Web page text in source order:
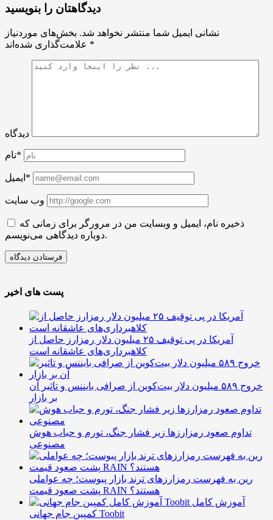
دیدگاهتان را بنویسید
نشانی ایمیل شما منتشر نخواهد شد. بخش‌های موردنیاز
*
دیدگاه
نام*
ایمیل*
وب سایت
ذخیره نام، ایمیل و وبسایت من در مرورگر برای زمانی که
دوباره دیدگاهی می‌نویسم.
پست های اخیر
آمریکا در پی توقیف ۲۵ میلیون دلار رمزارز حاصل از
کلاهبرداری‌های عاشقانه است
خروج ۵۸۹ میلیون دلار بیت‌کوین از صرافی بایننس و تاثیر آن
بر بازار
تداوم صعود رمزارزها زیر فشار جنگ، تورم و حباب هوش
مصنوعی
رین به فهرست رمزارزهای ترند بازار پیوست؛ چه عواملی
پشت صعود قیمت RAIN هستند؟
آموزش کامل
کمپین جام جهانی Toobit